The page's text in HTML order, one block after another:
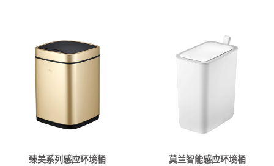
臻美系列感应环境桶 莫兰智能感应环境桶